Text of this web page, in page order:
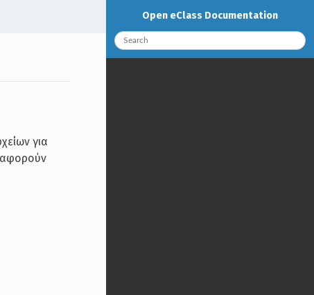
για
αφορούν
Open eClass Documentation